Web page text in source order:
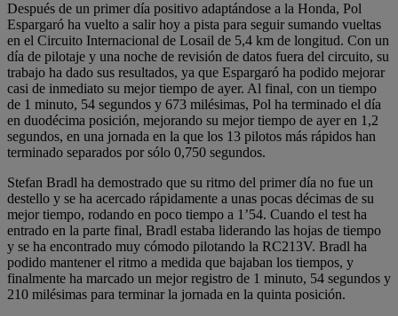
Después de un primer día positivo adaptándose a la Honda, Pol
Espargaró ha vuelto a salir hoy a pista para seguir sumando vueltas
en el Circuito Internacional de Losail de 5,4 km de longitud. Con un
día de pilotaje y una noche de revisión de datos fuera del circuito, su
trabajo ha dado sus resultados, ya que Espargaró ha podido mejorar
casi de inmediato su mejor tiempo de ayer. Al final, con un tiempo
de 1 minuto, 54 segundos y 673 milésimas, Pol ha terminado el día
en duodécima posición, mejorando su mejor tiempo de ayer en 1,2
segundos, en una jornada en la que los 13 pilotos más rápidos han
terminado separados por sólo 0,750 segundos.
Stefan Bradl ha demostrado que su ritmo del primer día no fue un
destello y se ha acercado rápidamente a unas pocas décimas de su
mejor tiempo, rodando en poco tiempo a 1’54. Cuando el test ha
entrado en la parte final, Bradl estaba liderando las hojas de tiempo
y se ha encontrado muy cómodo pilotando la RC213V. Bradl ha
podido mantener el ritmo a medida que bajaban los tiempos, y
finalmente ha marcado un mejor registro de 1 minuto, 54 segundos y
210 milésimas para terminar la jornada en la quinta posición.